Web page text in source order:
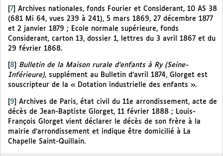
[7] Archives nationales, fonds Fourier et Considerant, 10 AS 38
(681 Mi 64, vues 239 à 241), 5 mars 1869, 27 décembre 1877
et 2 janvier 1879 ; Ecole normale supérieure, fonds
Considerant, carton 13, dossier 1, lettres du 3 avril 1867 et du
29 février 1868.
8
Bulletin de la Maison rurale d’enfants à Ry (Seine-
Inférieure), supplément au Bulletin d’avril 1874, Glorget est
souscripteur de la « Dotation industrielle des enfants ».
[9] Archives de Paris, état civil du 11e arrondissement, acte de
décès de Jean-Baptiste Glorget, 11 février 1888 ; Louis-
François Glorget vient déclarer le décès de son frère à la
mairie d’arrondissement et indique être domicilié à La
Chapelle Saint-Quillain.